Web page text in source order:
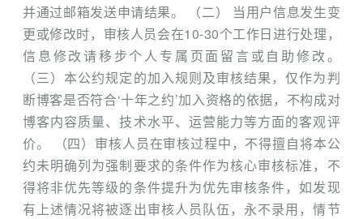
并通过邮箱发送申请结果。 （二） 当用户信息发生变
更或修改时，审核人员会在10-30个工作日进行处理，
信息修改请移步个人专属页面留言或自助修改。
（三）本公约规定的加入规则及审核结果，仅作为判
断博客是否符合‘十年之约’加入资格的依据，不构成对
博客内容质量、技术水平、运营能力等方面的客观评
价。 （四）审核人员在审核过程中，不得擅自将本公
约未明确列为强制要求的条件作为核心审核标准，不
得将非优先等级的条件提升为优先审核条件，如发现
有上述情况将被逐出审核人员队伍，永不录用，情节